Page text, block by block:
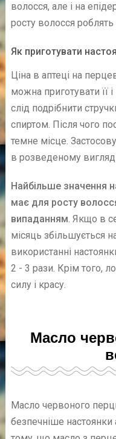
волосся, але і на
росту волосся
Як приготувати
Ціна в аптеці на
можна приготувати її
слід подрібнити
спиртом. Після чого
темне місце.
в розведеному
Найбільше значення
має для росту
випаданням. Якщо в
місяць збільшується
використанні
2 - 3 рази. Крім того,
силу і красу.
Масло
Масло червоного
безпечніше